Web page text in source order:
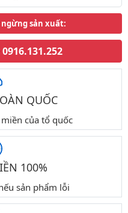
ngừng sản xuất:
0916.131.252
QUỐC
của tổ quốc
100%
sản phẩm lỗi